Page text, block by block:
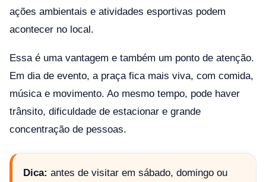
ações ambientais e atividades esportivas podem
acontecer no local.
Essa é uma vantagem e também um ponto de atenção.
Em dia de evento, a praça fica mais viva, com comida,
música e movimento. Ao mesmo tempo, pode haver
trânsito, dificuldade de estacionar e grande
concentração de pessoas.
Dica: antes de visitar em sábado, domingo ou